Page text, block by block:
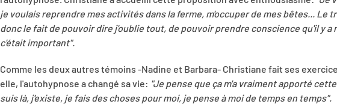
je voulais reprendre mes activités dans la ferme, m'occuper de mes bêtes... Le
donc le fait de pouvoir dire j'oublie tout, de pouvoir prendre conscience qu'il y a
c'était important".
Comme les deux autres témoins -Nadine et Barbara- Christiane fait ses
elle, l'autohypnose a changé sa vie: "Je pense que ça m'a vraiment apporté
suis là, j'existe, je fais des choses pour moi, je pense à moi de temps en temps".